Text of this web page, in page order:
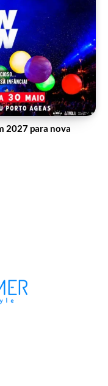
2027 para nova